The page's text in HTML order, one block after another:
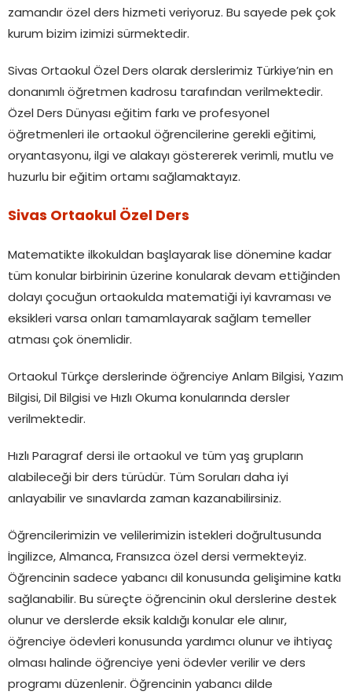
zamandır özel ders hizmeti veriyoruz. Bu sayede pek çok
kurum bizim izimizi sürmektedir.
Sivas Ortaokul Özel Ders olarak derslerimiz Türkiye’nin en
donanımlı öğretmen kadrosu tarafından verilmektedir.
Özel Ders Dünyası eğitim farkı ve profesyonel
öğretmenleri ile ortaokul öğrencilerine gerekli eğitimi,
oryantasyonu, ilgi ve alakayı göstererek verimli, mutlu ve
huzurlu bir eğitim ortamı sağlamaktayız.
Sivas Ortaokul Özel Ders
Matematikte ilkokuldan başlayarak lise dönemine kadar
tüm konular birbirinin üzerine konularak devam ettiğinden
dolayı çocuğun ortaokulda matematiği iyi kavraması ve
eksikleri varsa onları tamamlayarak sağlam temeller
atması çok önemlidir.
Ortaokul Türkçe derslerinde öğrenciye Anlam Bilgisi, Yazım
Bilgisi, Dil Bilgisi ve Hızlı Okuma konularında dersler
verilmektedir.
Hızlı Paragraf dersi ile ortaokul ve tüm yaş grupların
alabileceği bir ders türüdür. Tüm Soruları daha iyi
anlayabilir ve sınavlarda zaman kazanabilirsiniz.
Öğrencilerimizin ve velilerimizin istekleri doğrultusunda
İngilizce, Almanca, Fransızca özel dersi vermekteyiz.
Öğrencinin sadece yabancı dil konusunda gelişimine katkı
sağlanabilir. Bu süreçte öğrencinin okul derslerine destek
olunur ve derslerde eksik kaldığı konular ele alınır,
öğrenciye ödevleri konusunda yardımcı olunur ve ihtiyaç
olması halinde öğrenciye yeni ödevler verilir ve ders
programı düzenlenir. Öğrencinin yabancı dilde